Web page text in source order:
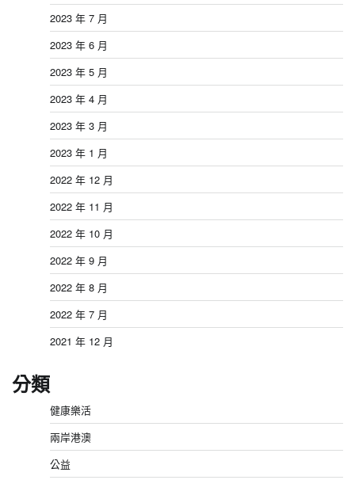
2023 年 7 月
2023 年 6 月
2023 年 5 月
2023 年 4 月
2023 年 3 月
2023 年 1 月
2022 年 12 月
2022 年 11 月
2022 年 10 月
2022 年 9 月
2022 年 8 月
2022 年 7 月
2021 年 12 月
分類
健康樂活
兩岸港澳
公益